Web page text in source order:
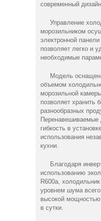
современный
Управление
морозильником
электронной
позволяет легко и
необходимые
Модель
объемом
морозильной
позволяет хранить
разнообразных
Перенавешиваемые
гибкость в
использования
кухни.
Благодаря
использованию
R600a,
уровнем шума
высокой
в сутки.